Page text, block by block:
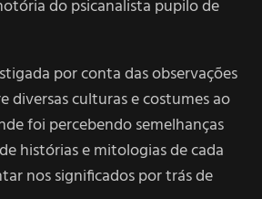
do psicanalista pupilo de
por conta das observações
diversas culturas e costumes ao
foi percebendo semelhanças
histórias e mitologias de cada
nos significados por trás de